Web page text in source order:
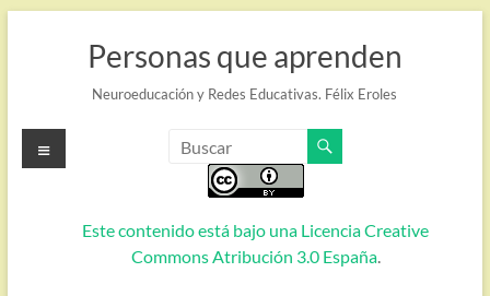
Personas que aprenden
Neuroeducación y Redes Educativas. Félix Eroles
Este contenido está bajo una Licencia Creative
Commons Atribución 3.0 España.
Menú